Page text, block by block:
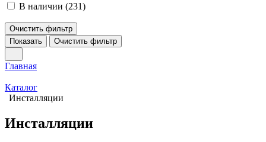
В наличии (231)
Очистить фильтр
Показать
Очистить фильтр
Главная
Каталог
Инсталляции
Инсталляции